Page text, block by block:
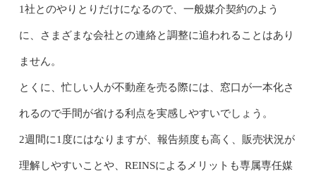
1社とのやりとりだけになるので、一般媒介契約のよう
に、さまざまな会社との連絡と調整に追われることはあり
ません。
とくに、忙しい人が不動産を売る際には、窓口が一本化さ
れるので手間が省ける利点を実感しやすいでしょう。
2週間に1度にはなりますが、報告頻度も高く、販売状況が
理解しやすいことや、REINSによるメリットも専属専任媒